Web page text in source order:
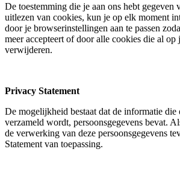
De toestemming die je aan ons hebt gegeven
uitlezen van cookies, kun je op elk moment
door je browserinstellingen aan te passen
meer accepteert of door alle cookies die al op
verwijderen.
Privacy Statement​
De mogelijkheid bestaat dat de informatie die
verzameld wordt, persoonsgegevens bevat.
de verwerking van deze persoonsgegevens
Statement van toepassing.